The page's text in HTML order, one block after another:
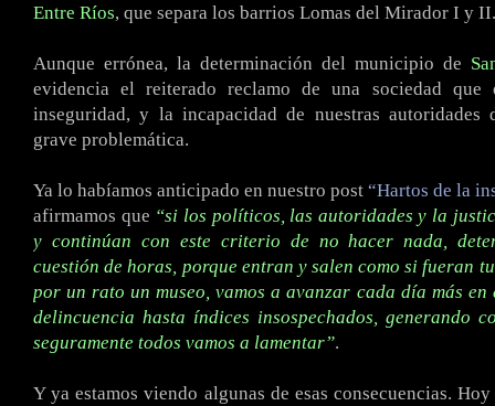
Entre Ríos, que separa los barrios Lomas del Mirador I y II.
Aunque errónea, la determinación del municipio de
evidencia el reiterado reclamo de una sociedad que
inseguridad, y la incapacidad de nuestras autoridades
grave problemática.
Ya lo habíamos anticipado en nuestro post “Hartos de la
afirmamos que “si los políticos, las autoridades y la
y continúan con este criterio de no hacer nada,
cuestión de horas, porque entran y salen como si fueran
por un rato un museo, vamos a avanzar cada día más
delincuencia hasta índices insospechados, generando
seguramente todos vamos a lamentar”.
Y ya estamos viendo algunas de esas consecuencias.